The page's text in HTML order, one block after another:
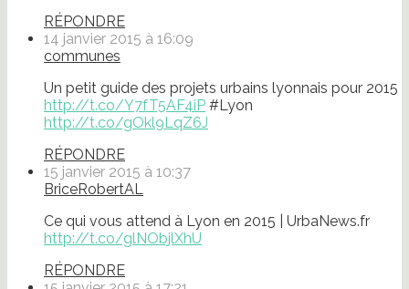
RÉPONDRE
14 janvier 2015 à 16:09
communes
Un petit guide des projets urbains lyonnais pour 2015
http://t.co/Y7fT5AF4iP #Lyon
http://t.co/gOkl9LqZ6J
RÉPONDRE
15 janvier 2015 à 10:37
BriceRobertAL
Ce qui vous attend à Lyon en 2015 | UrbaNews.fr
http://t.co/glNObjlXhU
RÉPONDRE